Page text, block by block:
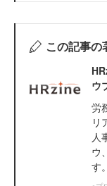
この記事の
ウ
労
リ
人
ウ
す。